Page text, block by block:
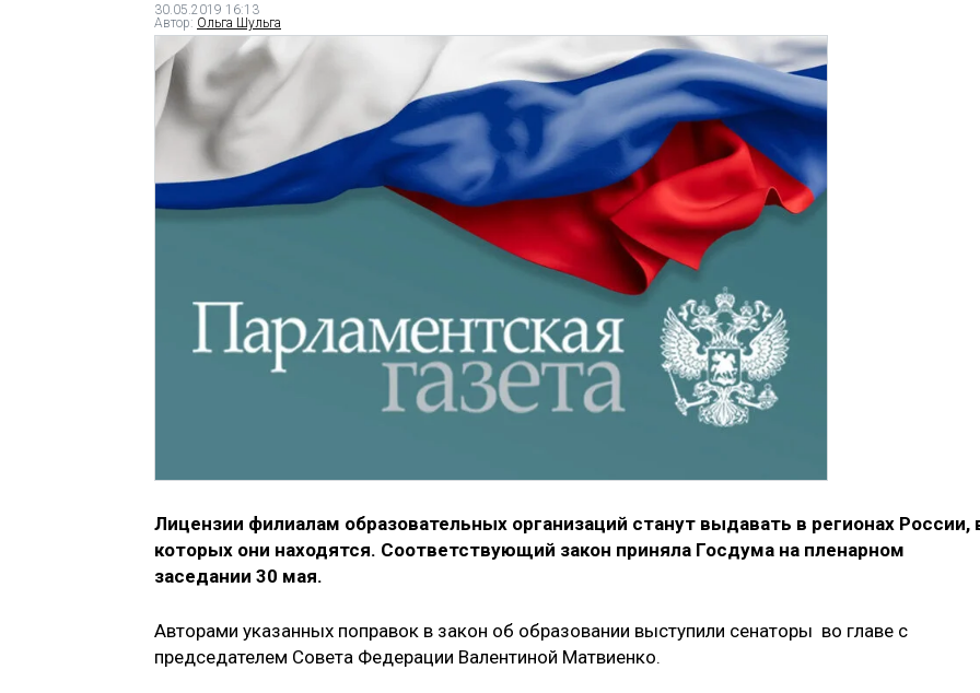
30.05.2019 16:13
Автор: Ольга Шульга
Лицензии филиалам образовательных организаций станут выдавать в регионах России,
которых они находятся. Соответствующий закон приняла Госдума на пленарном
заседании 30 мая.
Авторами указанных поправок в закон об образовании выступили сенаторы во главе с
председателем Совета Федерации Валентиной Матвиенко.